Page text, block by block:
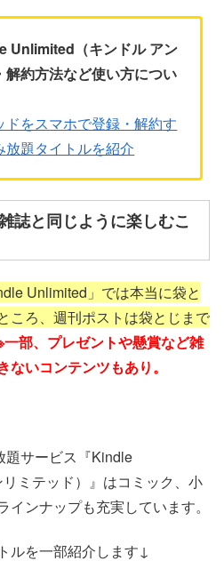
Unlimited（キンドル アン
解約方法など使い方につい
をスマホで登録・解約す
放題タイトルを紹介
誌と同じように楽しむこ
Unlimited」では本当に袋と
ころ、週刊ポストは袋とじまで
一部、プレゼントや懸賞など雑
いコンテンツもあり。
題サービス『Kindle
ミテッド）』はコミック、小
ンナップも充実しています。
ルを一部紹介します↓